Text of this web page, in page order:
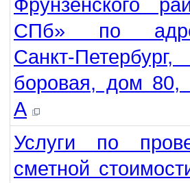
Фрунзенского
СПб» по
Санкт-
боровая, дом 80,
А
Услуги по
сметной